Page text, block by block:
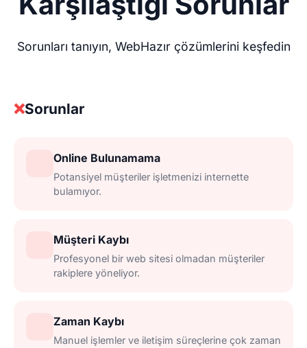
Sorunları tanıyın, WebHazır çözümlerini keşfedin
❌Sorunlar
Online Bulunamama
Potansiyel müşteriler işletmenizi internette
bulamıyor.
Müşteri Kaybı
Profesyonel bir web sitesi olmadan müşteriler
rakiplere yöneliyor.
Zaman Kaybı
Manuel işlemler ve iletişim süreçlerine çok zaman